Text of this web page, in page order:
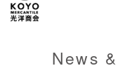
News